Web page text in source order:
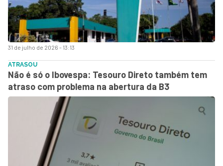
31 de julho de 2026 - 13:13
ATRASOU
Não é só o Ibovespa: Tesouro Direto também tem
atraso com problema na abertura da B3